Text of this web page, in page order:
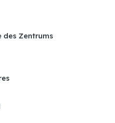
des Zentrums